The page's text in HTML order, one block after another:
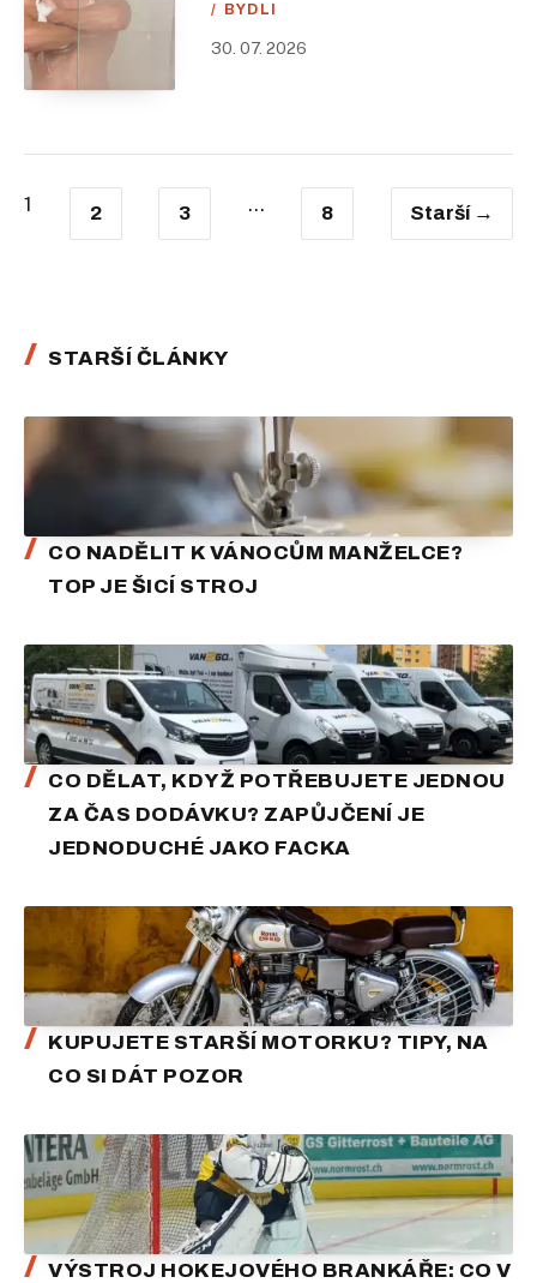
BYDLI
30. 07. 2026
1 2 3 ... 8 Starší →
STARŠÍ ČLÁNKY
CO NADĚLIT K VÁNOCŮM MANŽELCE?
TOP JE ŠICÍ STROJ
CO DĚLAT, KDYŽ POTŘEBUJETE JEDNOU
ZA ČAS DODÁVKU? ZAPŮJČENÍ JE
JEDNODUCHÉ JAKO FACKA
KUPUJETE STARŠÍ MOTORKU? TIPY, NA
CO SI DÁT POZOR
VÝSTROJ HOKEJOVÉHO BRANKÁŘE: CO V